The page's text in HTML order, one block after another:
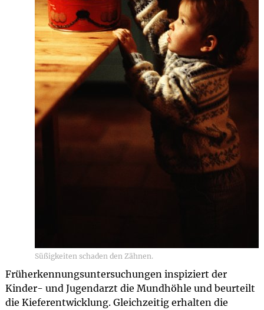
Süßigkeiten schaden den Zähnen.
Früherkennungsuntersuchungen inspiziert der
Kinder- und Jugendarzt die Mundhöhle und beurteilt
die Kieferentwicklung. Gleichzeitig erhalten die